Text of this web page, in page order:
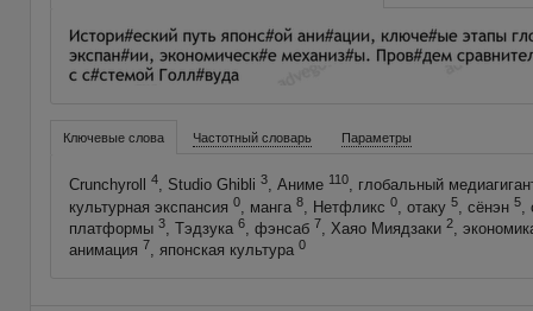
Ключевые слова Частотный словарь Параметры
Crunchyroll 4, Studio Ghibli 3, Аниме 110, глобальный
культурная экспансия 0, манга 8, Нетфликс 0, отаку 5, сёнэн 5,
платформы 3, Тэдзука 6, фэнсаб 7, Хаяо Миядзаки 2,
анимация 7, японская культура 0